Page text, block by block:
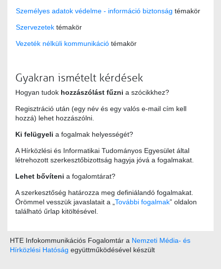
Személyes adatok védelme - információ biztonság témakör
Szervezetek témakör
Vezeték nélküli kommunikáció témakör
Gyakran ismételt kérdések
Hogyan tudok hozzászólást fűzni a szócikkhez?
Regisztráció után (egy név és egy valós e-mail cím kell
hozzá) lehet hozzászólni.
Ki felügyeli a fogalmak helyességét?
A Hírközlési és Informatikai Tudományos Egyesület által
létrehozott szerkesztőbizottság hagyja jóvá a fogalmakat.
Lehet bővíteni a fogalomtárat?
A szerkesztőség határozza meg definiálandó fogalmakat.
Örömmel vesszük javaslatait a „ További fogalmak” oldalon
található űrlap kitöltésével.
HTE Infokommunikációs Fogalomtár a Nemzeti Média- és
Hírközlési Hatóság együttműködésével készült